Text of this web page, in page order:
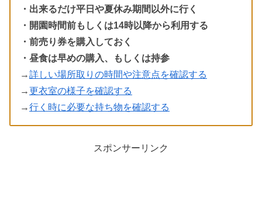
・出来るだけ平日や夏休み期間以外に行く
・開園時間前もしくは14時以降から利用する
・前売り券を購入しておく
・昼食は早めの購入、もしくは持参
→詳しい場所取りの時間や注意点を確認する
→更衣室の様子を確認する
→行く時に必要な持ち物を確認する
スポンサーリンク